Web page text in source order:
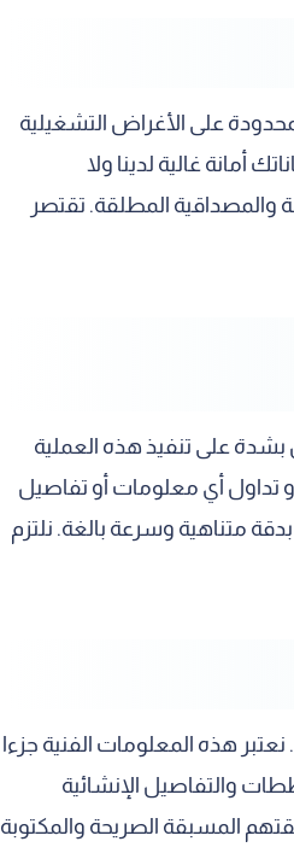
على الأغراض التشغيلية
أمانة غالية لدينا ولا
والمصداقية المطلقة. تقتصر
على تنفيذ هذه العملية
تداول أي معلومات أو تفاصيل
متناهية وسرعة بالغة. نلتزم
هذه المعلومات الفنية جزءا
والتفاصيل الإنشائية
المسبقة الصريحة والمكتوبة